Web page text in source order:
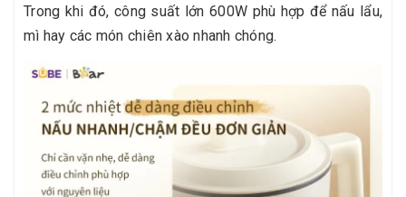
Trong khi đó, công suất lớn 600W phù hợp để nấu lẩu,
mì hay các món chiên xào nhanh chóng.